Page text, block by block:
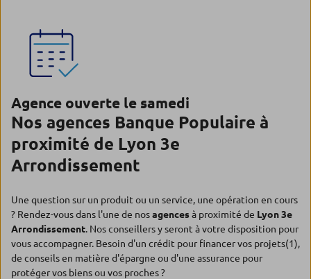
Agence ouverte le samedi
Nos agences Banque Populaire à
proximité de Lyon 3e
Arrondissement
Une question sur un produit ou un service, une opération en cours
? Rendez-vous dans l'une de nosagencesà proximité de Lyon 3e
Arrondissement. Nos conseillers y seront à votre disposition pour
vous accompagner. Besoin d'un crédit pour financer vos projets(1),
de conseils en matière d'épargne ou d'une assurance pour
protéger vos biens ou vos proches ?